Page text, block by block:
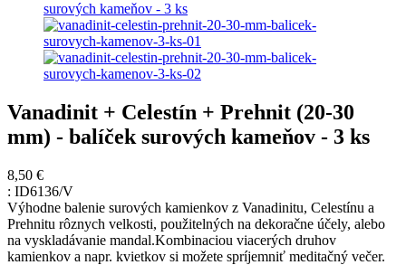
Vanadinit + Celestín + Prehnit (20-30
mm) - balíček surových kameňov - 3 ks
8,50 €
: ID6136/V
Výhodne balenie surových kamienkov z Vanadinitu, Celestínu a
Prehnitu rôznych velkosti, použitelných na dekoračne účely, alebo
na vyskladávanie mandal.Kombinaciou viacerých druhov
kamienkov a napr. kvietkov si možete spríjemniť meditačný večer.